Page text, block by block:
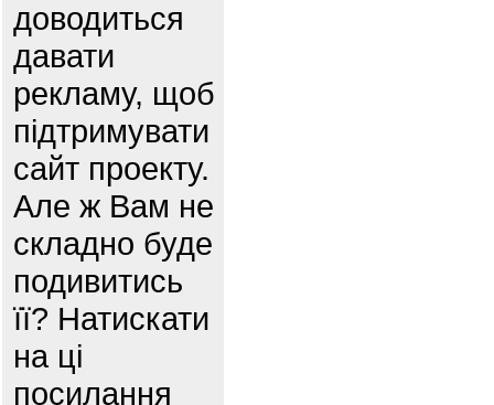
доводиться
давати
рекламу, щоб
підтримувати
сайт проекту.
Але ж Вам не
складно буде
подивитись
її? Натискати
на ці
посилання